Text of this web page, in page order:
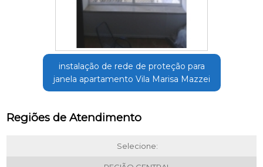
instalação de rede de proteção para
janela apartamento Vila Marisa Mazzei
Regiões de Atendimento
Selecione: